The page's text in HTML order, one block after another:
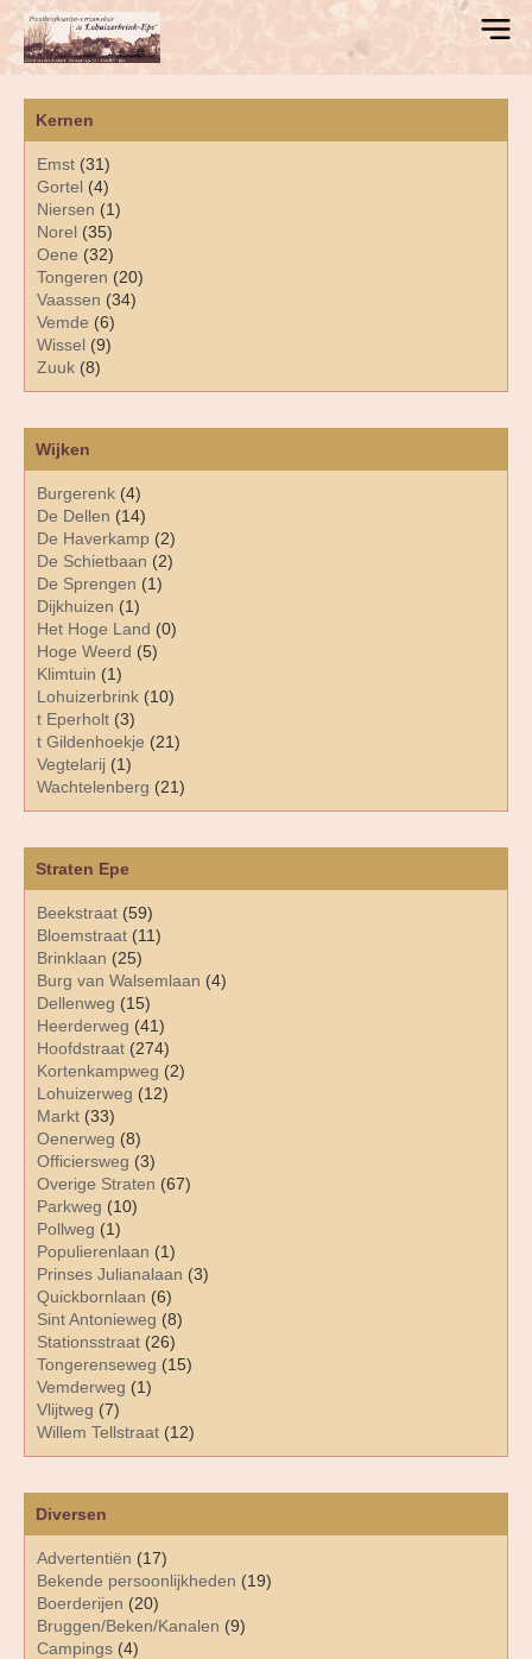
Diversen
Advertentiën (17)
Bekende persoonlijkheden (19)
Boerderijen (20)
Bruggen/Beken/Kanalen (9)
Campings (4)
Kernen
Emst (31)
Gortel (4)
Niersen (1)
Norel (35)
Oene (32)
Tongeren (20)
Vaassen (34)
Vemde (6)
Wissel (9)
Zuuk (8)
Straten Epe
Beekstraat (59)
Bloemstraat (11)
Brinklaan (25)
Burg van Walsemlaan (4)
Dellenweg (15)
Heerderweg (41)
Hoofdstraat (274)
Kortenkampweg (2)
Lohuizerweg (12)
Markt (33)
Oenerweg (8)
Officiersweg (3)
Overige Straten (67)
Parkweg (10)
Pollweg (1)
Populierenlaan (1)
Prinses Julianalaan (3)
Quickbornlaan (6)
Sint Antonieweg (8)
Stationsstraat (26)
Tongerenseweg (15)
Vemderweg (1)
Vlijtweg (7)
Willem Tellstraat (12)
Wijken
Burgerenk (4)
De Dellen (14)
De Haverkamp (2)
De Schietbaan (2)
De Sprengen (1)
Dijkhuizen (1)
Het Hoge Land (0)
Hoge Weerd (5)
Klimtuin (1)
Lohuizerbrink (10)
t Eperholt (3)
t Gildenhoekje (21)
Vegtelarij (1)
Wachtelenberg (21)